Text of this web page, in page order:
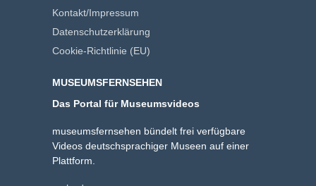
Kontakt/Impressum
Datenschutzerklärung
Cookie-Richtlinie (EU)
MUSEUMSFERNSEHEN
Das Portal für Museumsvideos
museumsfernsehen bündelt frei verfügbare
Videos deutschsprachiger Museen auf einer
Plattform.